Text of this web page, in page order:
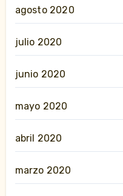
agosto 2020
julio 2020
junio 2020
mayo 2020
abril 2020
marzo 2020